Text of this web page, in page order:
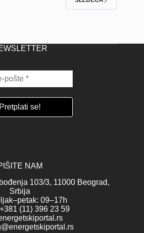
NAM
103/3, 11000 Beograd,
Srbija
09–17h
(11) 396 23 59